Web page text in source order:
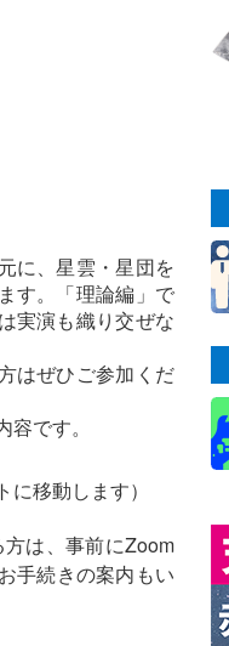
に、星雲・星団を
す。「理論編」で
実演も織り交ぜな
はぜひご参加くだ
です。
に移動します）
は、事前にZoom
手続きの案内もい